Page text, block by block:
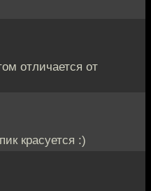
отличается от
красуется :)